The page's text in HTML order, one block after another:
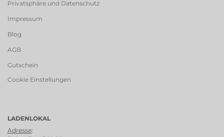
Privatsphäre und Datenschutz
Impressum
Blog
AGB
Gutschein
Cookie Einstellungen
LADENLOKAL
Adresse: